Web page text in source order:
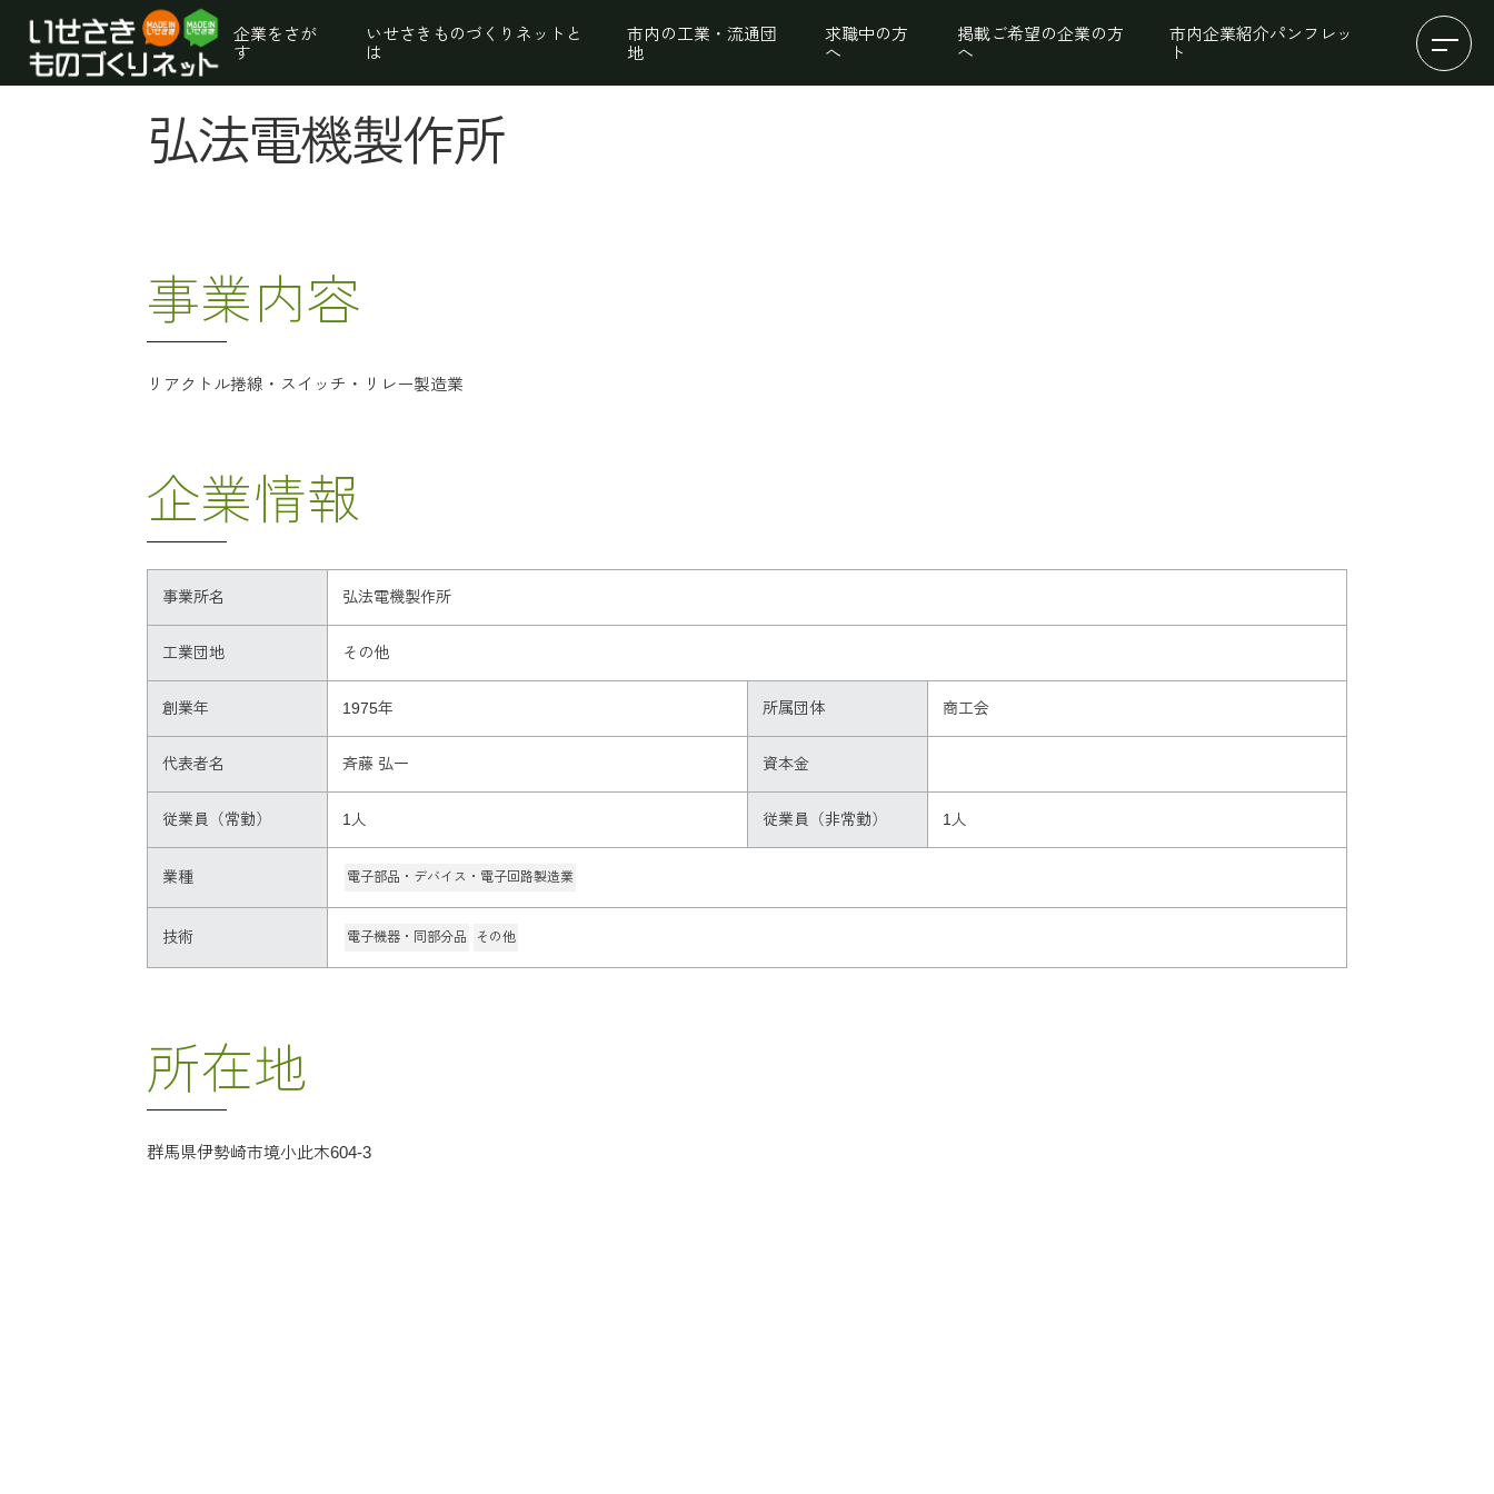
企業をさが
す
いせさきものづくりネットと
は
市内の工業・流通団
地
求職中の方
へ
掲載ご希望の企業の方
へ
市内企業紹介パンフレッ
ト
弘法電機製作所
事業内容
リアクトル捲線・スイッチ・リレー製造業
企業情報
事業所名 弘法電機製作所
工業団地 その他
創業年 1975年 所属団体 商工会
代表者名 斉藤 弘一 資本金
従業員（常勤） 1人 従業員（非常勤） 1人
業種 電子部品・デバイス・電子回路製造業
技術 電子機器・同部分品 その他
所在地
群馬県伊勢崎市境小此木604-3